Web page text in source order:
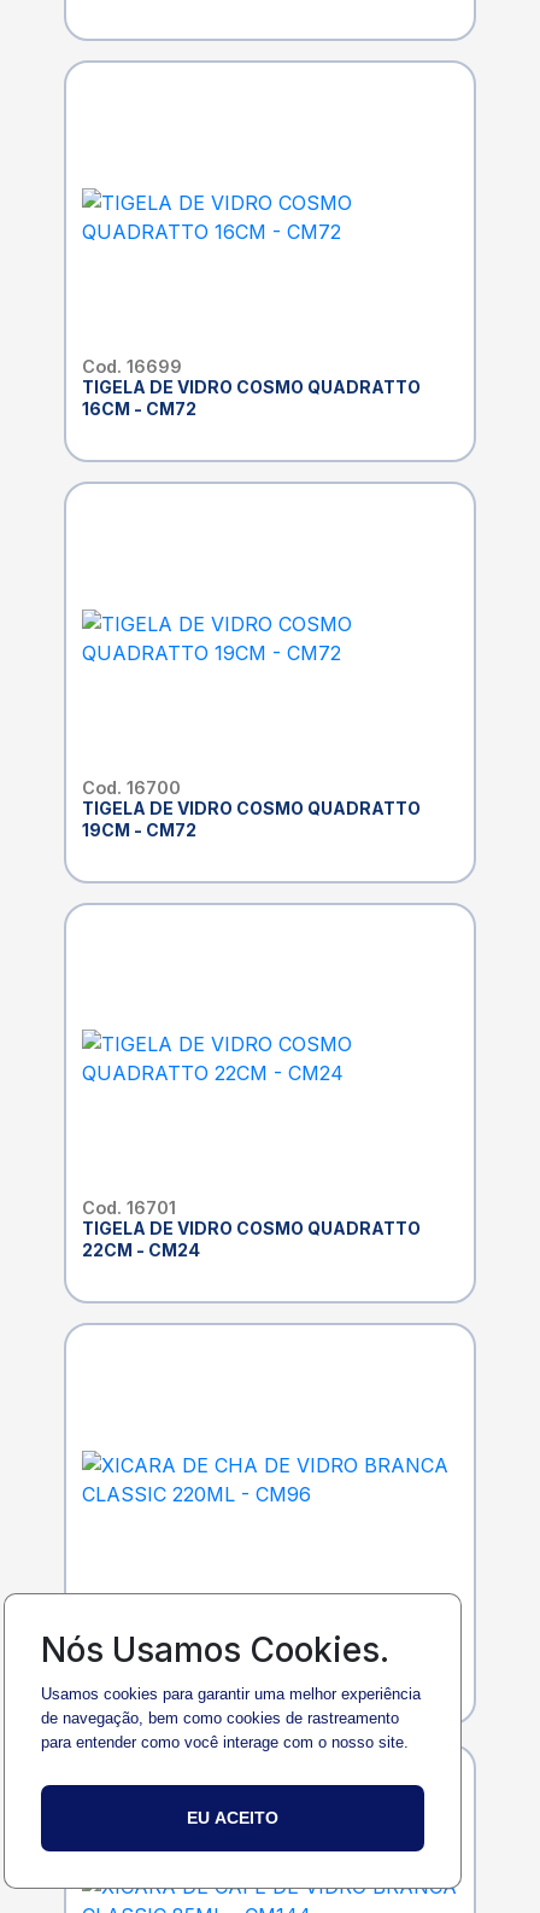
Cod. 16699
TIGELA DE VIDRO COSMO QUADRATTO
16CM - CM72
Cod. 16700
TIGELA DE VIDRO COSMO QUADRATTO
19CM - CM72
Cod. 16701
TIGELA DE VIDRO COSMO QUADRATTO
22CM - CM24
XICARA DE CHA DE VIDRO BRANCA
Nós Usamos Cookies.
Usamos cookies para garantir uma melhor experiência
de navegação, bem como cookies de rastreamento
para entender como você interage com o nosso site.
EU ACEITO